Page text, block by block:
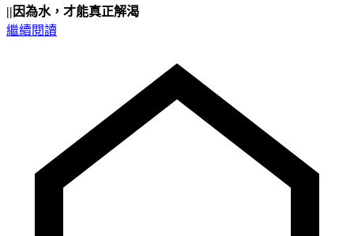
||因為水，才能真正解渴
繼續閱讀